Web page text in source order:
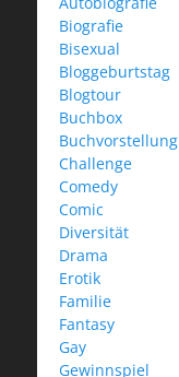
Biografie
Bisexual
Bloggeburtstag
Blogtour
Buchbox
Buchvorstellung
Challenge
Comedy
Comic
Diversität
Drama
Erotik
Familie
Fantasy
Gay
Gewinnspiel